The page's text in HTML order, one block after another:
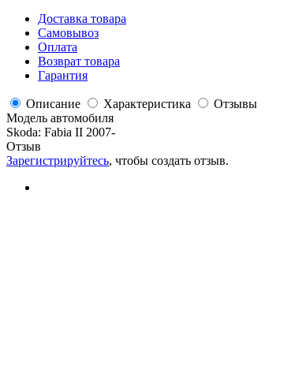
Доставка товара
Самовывоз
Оплата
Возврат товара
Гарантия
Описание Характеристика
Отзывы
Модель автомобиля
Skoda: Fabia II 2007-
Отзыв
Зарегистрируйтесь, чтобы создать отзыв.